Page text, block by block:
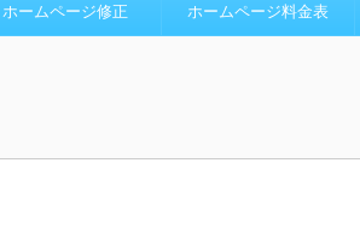
ホームページ修正 ホームページ料金表